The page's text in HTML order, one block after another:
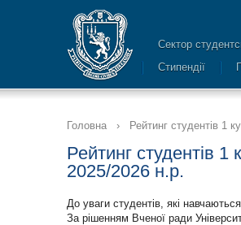
Сектор
Стипендії
Головна › Рейтинг студентів 1
Рейтинг студентів 1
2025/2026 н.р.
До уваги студентів, які
За рішенням Вченої ради